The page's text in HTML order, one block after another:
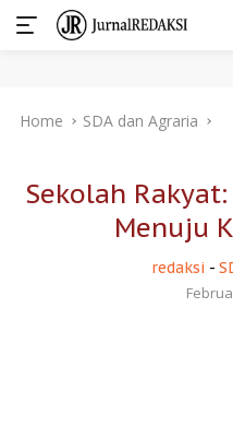
Home SDA dan Agraria
Sekolah
Menuju
redaksi -